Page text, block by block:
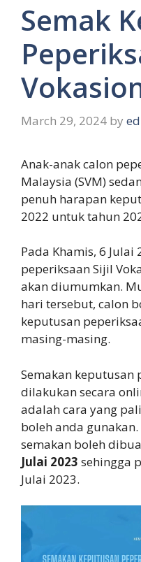
Semak
March 29, 2024 by
Anak-anak calon
Malaysia (SVM)
penuh harapan
2022 untuk tahun
Pada Khamis, 6 Julai
peperiksaan Sijil
akan diumumkan.
hari tersebut, calon
keputusan
masing-masing.
Semakan keputusan
dilakukan secara
adalah cara yang
boleh anda
semakan boleh
Julai 2023 sehingga
Julai 2023.